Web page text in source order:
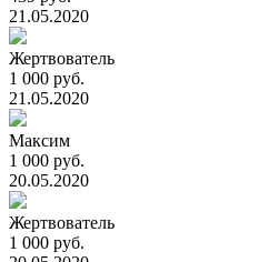
21.05.2020
Жертвователь
1 000 руб.
21.05.2020
Максим
1 000 руб.
20.05.2020
Жертвователь
1 000 руб.